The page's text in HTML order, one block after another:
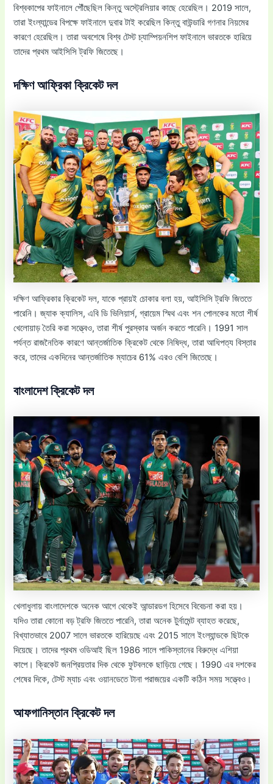
বিশ্বকাপের ফাইনালে পৌঁছেছিল কিন্তু অস্ট্রেলিয়ার কাছে হেরেছিল। 2019 সালে,
তারা ইংল্যান্ডের বিপক্ষে ফাইনালে দুবার টাই করেছিল কিন্তু বাউন্ডারি গণনার নিয়মের
কারণে হেরেছিল। তারা অবশেষে বিশ্ব টেস্ট চ্যাম্পিয়নশিপ ফাইনালে ভারতকে হারিয়ে
তাদের প্রথম আইসিসি ট্রফি জিতেছে।
দক্ষিণ আফ্রিকা ক্রিকেট দল
দক্ষিণ আফ্রিকার ক্রিকেট দল, যাকে প্রায়ই চোকার বলা হয়, আইসিসি ট্রফি জিততে
পারেনি। জ্যাক ক্যালিস, এবি ডি ভিলিয়ার্স, গ্রায়েম স্মিথ এবং শন পোলকের মতো শীর্ষ
খেলোয়াড় তৈরি করা সত্ত্বেও, তারা শীর্ষ পুরস্কার অর্জন করতে পারেনি। 1991 সাল
পর্যন্ত রাজনৈতিক কারণে আন্তর্জাতিক ক্রিকেট থেকে নিষিদ্ধ, তারা আধিপত্য বিস্তার
করে, তাদের একদিনের আন্তর্জাতিক ম্যাচের 61% এরও বেশি জিতেছে।
বাংলাদেশ ক্রিকেট দল
খেলাধুলায় বাংলাদেশকে অনেক আগে থেকেই আন্ডারডগ হিসেবে বিবেচনা করা হয়।
যদিও তারা কোনো বড় ট্রফি জিততে পারেনি, তারা অনেক টুর্নামেন্ট ব্যাহত করেছে,
বিখ্যাতভাবে 2007 সালে ভারতকে হারিয়েছে এবং 2015 সালে ইংল্যান্ডকে ছিটকে
দিয়েছে। তাদের প্রথম ওডিআই ছিল 1986 সালে পাকিস্তানের বিরুদ্ধে এশিয়া
কাপে। ক্রিকেট জনপ্রিয়তার দিক থেকে ফুটবলকে ছাড়িয়ে গেছে। 1990 এর দশকের
শেষের দিকে, টেস্ট ম্যাচ এবং ওয়ানডেতে টানা পরাজয়ের একটি কঠিন সময় সত্ত্বেও।
আফগানিস্তান ক্রিকেট দল